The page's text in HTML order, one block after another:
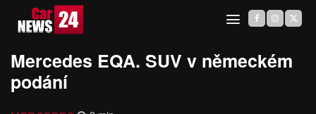
Mercedes EQA. SUV v německém
podání